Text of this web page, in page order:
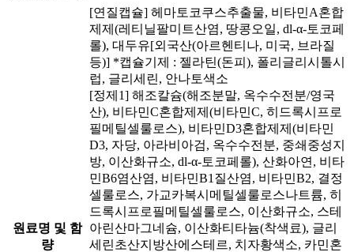
원료명 및 함
량
[연질캡슐] 헤마토코쿠스추출물, 비타민A혼합
제제(레티닐팔미트산염, 땅콩오일, dl-α-토코페
롤), 대두유[외국산(아르헨티나, 미국, 브라질
등)] *캡슐기제 : 젤라틴(돈피), 폴리글리시톨시
럽, 글리세린, 안나토색소
[정제1] 해조칼슘(해조분말, 옥수수전분/영국
산), 비타민C혼합제제(비타민C, 히드록시프로
필메틸셀룰로스), 비타민D3혼합제제(비타민
D3, 자당, 아라비아검, 옥수수전분, 중쇄중성지
방, 이산화규소, dl-α-토코페롤), 산화아연, 비타
민B6염산염, 비타민B1질산염, 비타민B2, 결정
셀룰로스, 가교카복시메틸셀룰로스나트륨, 히
드록시프로필메틸셀룰로스, 이산화규소, 스테
아린산마그네슘, 이산화티타늄(착색료), 글리
세린초산지방산에스테르, 치자황색소, 카민혼